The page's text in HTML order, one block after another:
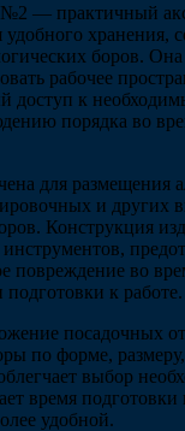
№2 — практичный
хранения,
боров.
рабочее
доступ к
порядка во
для размещения
и других
Конструкция
повреждение во
к работе.
посадочных
по форме,
выбор
время подготовки
удобной.